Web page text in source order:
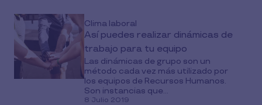
Clima laboral
Así puedes realizar dinámicas de
trabajo para tu equipo
Las dinámicas de grupo son un
método cada vez más utilizado por
los equipos de Recursos Humanos.
Son instancias que...
8 Julio 2019